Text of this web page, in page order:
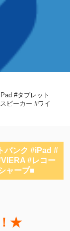
#タブレット
ピーカー #ワイ
バンク #iPad #
#レコー
ャープ■
★